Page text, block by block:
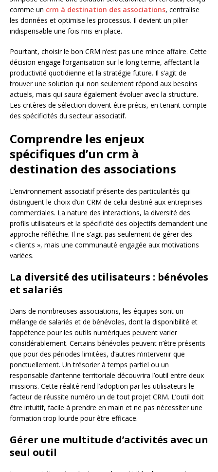
comme un crm à destination des associations, centralise
les données et optimise les processus. Il devient un pilier
indispensable une fois mis en place.
Pourtant, choisir le bon CRM n’est pas une mince affaire. Cette
décision engage l’organisation sur le long terme, affectant la
productivité quotidienne et la stratégie future. Il s’agit de
trouver une solution qui non seulement répond aux besoins
actuels, mais qui saura également évoluer avec la structure.
Les critères de sélection doivent être précis, en tenant compte
des spécificités du secteur associatif.
Comprendre les enjeux
spécifiques d’un crm à
destination des associations
L’environnement associatif présente des particularités qui
distinguent le choix d’un CRM de celui destiné aux entreprises
commerciales. La nature des interactions, la diversité des
profils utilisateurs et la spécificité des objectifs demandent une
approche réfléchie. Il ne s’agit pas seulement de gérer des
« clients », mais une communauté engagée aux motivations
variées.
La diversité des utilisateurs : bénévoles
et salariés
Dans de nombreuses associations, les équipes sont un
mélange de salariés et de bénévoles, dont la disponibilité et
l’appétence pour les outils numériques peuvent varier
considérablement. Certains bénévoles peuvent n’être présents
que pour des périodes limitées, d’autres n’intervenir que
ponctuellement. Un trésorier à temps partiel ou un
responsable d’antenne territoriale découvrira l’outil entre deux
missions. Cette réalité rend l’adoption par les utilisateurs le
facteur de réussite numéro un de tout projet CRM. L’outil doit
être intuitif, facile à prendre en main et ne pas nécessiter une
formation trop lourde pour être efficace.
Gérer une multitude d’activités avec un
seul outil